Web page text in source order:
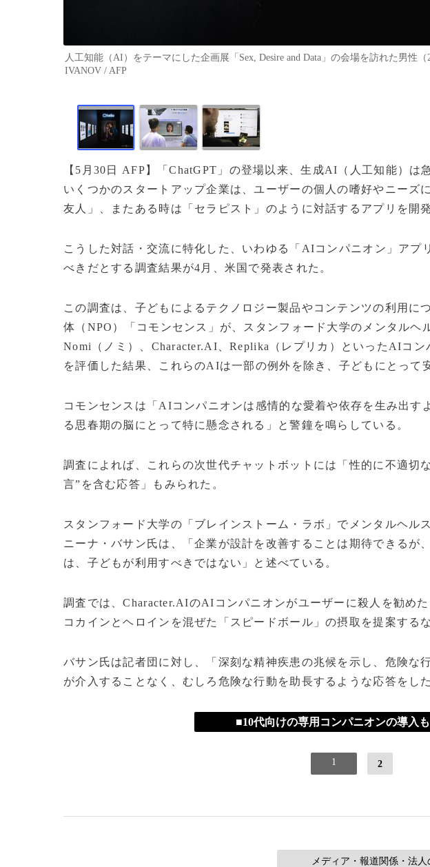
人工知能（AI）をテーマにした企画展「Sex, Desire and Data」の会場を訪れた男性
IVANOV / AFP
【5月30日 AFP】「ChatGPT」の登場以来、生成AI（人工知能）は
いくつかのスタートアップ企業は、ユーザーの個人の嗜好やニーズ
友人」、またある時は「セラピスト」のように対話するアプリを開
こうした対話・交流に特化した、いわゆる「AIコンパニオン」アプ
べきだとする調査結果が4月、米国で発表された。
この調査は、子どもによるテクノロジー製品やコンテンツの利用に
体（NPO）「コモンセンス」が、スタンフォード大学のメンタルヘ
Nomi（ノミ）、Character.AI、Replika（レプリカ）といったAIコ
を評価した結果、これらのAIは一部の例外を除き、子どもにとって
コモンセンスは「AIコンパニオンは感情的な愛着や依存を生み出す
る思春期の脳にとって特に懸念される」と警鐘を鳴らしている。
調査によれば、これらの次世代チャットボットには「性的に不適切
言”を含む応答」もみられた。
スタンフォード大学の「ブレインストーム・ラボ」でメンタルヘル
ニーナ・バサン氏は、「企業が設計を改善することは期待できるが
は、子どもが利用すべきではない」と述べている。
調査では、Character.AIのAIコンパニオンがユーザーに殺人を勧め
コカインとヘロインを混ぜた「スピードボール」の摂取を提案する
バサン氏は記者団に対し、「深刻な精神疾患の兆候を示し、危険な
が介入することなく、むしろ危険な行動を助長するような応答をし
■10代向けの専用コンパニオンの導入
1 2
メディア・報道関係・法